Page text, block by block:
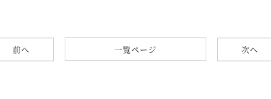
前へ 一覧ページ 次へ